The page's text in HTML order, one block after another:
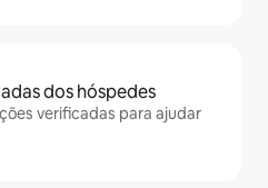
dos hóspedes
verificadas para ajudar